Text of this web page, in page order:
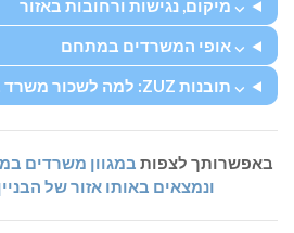
⌵ מיקום, נגישות ורחובות באזור
⌵ אופי המשרדים במתחם
⌵ תובנות ZUZ: למה לשכור משרד באזור
באפשרותך לצפות במגוון משרדים
ונמצאים באותו אזור של